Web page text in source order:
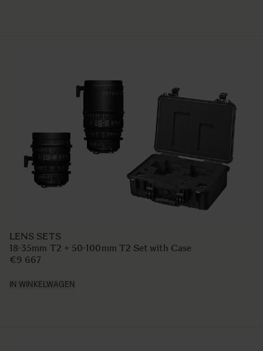
LENS SETS
18-35mm T2 + 50-100mm T2 Set with Case
€9 667
IN WINKELWAGEN